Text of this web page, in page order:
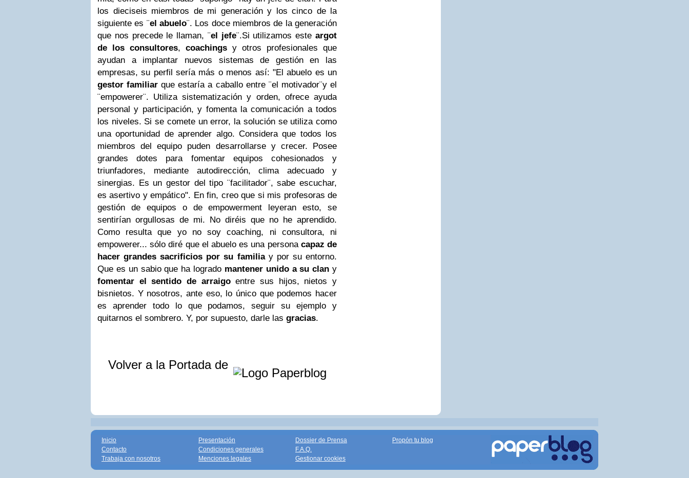
los dieciseis miembros de mi generación y los cinco de la
siguiente es ¨el abuelo¨. Los doce miembros de la generación
que nos precede le llaman, ¨el jefe¨.Si utilizamos esteargot
de los consultores, coachings y otros profesionales que
ayudan a implantar nuevos sistemas de gestión en las
empresas, su perfil sería más o menos así: "El abuelo es un
gestor familiar que estaría a caballo entre ¨el motivador¨y el
¨empowerer¨. Utiliza sistematización y orden, ofrece ayuda
personal y participación, y fomenta la comunicación a todos
los niveles. Si se comete un error, la solución se utiliza como
una oportunidad de aprender algo. Considera que todos los
miembros del equipo puden desarrollarse y crecer. Posee
grandes dotes para fomentar equipos cohesionados y
triunfadores, mediante autodirección, clima adecuado y
sinergias. Es un gestor del tipo ¨facilitador¨, sabe escuchar,
es asertivo y empático". En fin, creo que si mis profesoras de
gestión de equipos o de empowerment leyeran esto, se
sentirían orgullosas de mi. No diréis que no he aprendido.
Como resulta que yo no soy coaching, ni consultora, ni
empowerer... sólo diré que el abuelo es una persona capaz de
hacer grandes sacrificios por su familiay por su entorno.
Que es un sabio que ha logrado mantener unido a su clan y
fomentar el sentido de arraigoentre sus hijos, nietos y
bisnietos. Y nosotros, ante eso, lo único que podemos hacer
es aprender todo lo que podamos, seguir su ejemplo y
quitarnos el sombrero. Y, por supuesto, darle las gracias.
Volver a la Portada de
Inicio
Contacto
Trabaja con nosotros
Presentación
Condiciones generales
Menciones legales
Dossier de Prensa
F.A.Q.
Gestionar cookies
Propón tu blog